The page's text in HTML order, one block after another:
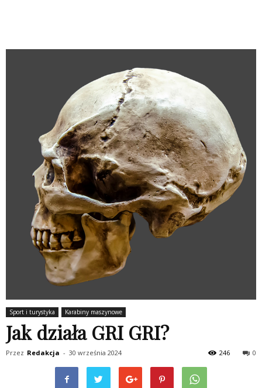
Sport i turystyka Karabiny maszynowe
Jak działa GRI GRI?
Przez Redakcja - 30 września 2024 0
246